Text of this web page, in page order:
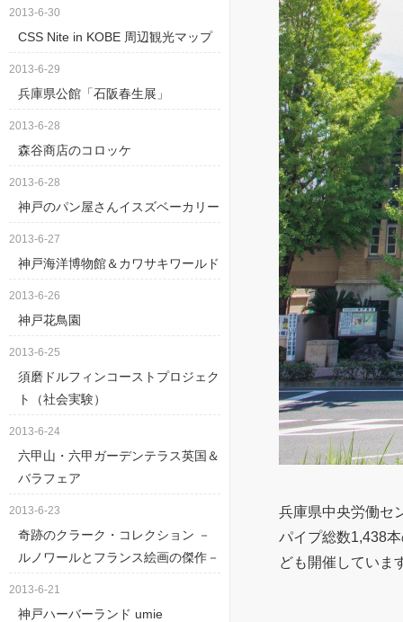
神戸に来たらクル
ハーバーランド・
食べ歩き南京町
ポートタワー・メ
相楽園（そうらく
長田・鉄人28号
北野異人館〜秋の
兵庫県中央労働セ
パイプ総数1,438
ども開催していま
2013-6-30
CSS Nite in KOBE 周辺観光マップ
2013-6-29
兵庫県公館「石阪春生展」
2013-6-28
森谷商店のコロッケ
2013-6-28
神戸のパン屋さんイスズベーカリー
2013-6-27
神戸海洋博物館＆カワサキワールド
2013-6-26
神戸花鳥園
2013-6-25
須磨ドルフィンコーストプロジェク
ト（社会実験）
2013-6-24
六甲山・六甲ガーデンテラス英国＆
バラフェア
2013-6-23
奇跡のクラーク・コレクション －
ルノワールとフランス絵画の傑作－
2013-6-21
神戸ハーバーランド umie